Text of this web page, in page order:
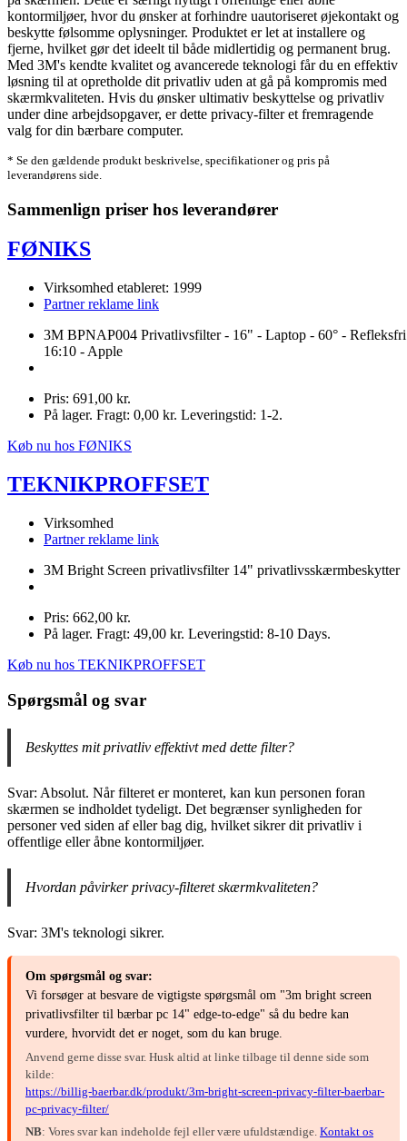
kontormiljøer, hvor du ønsker at forhindre uautoriseret øjekontakt og
beskytte følsomme oplysninger. Produktet er let at installere og
fjerne, hvilket gør det ideelt til både midlertidig og permanent brug.
Med 3M's kendte kvalitet og avancerede teknologi får du en effektiv
løsning til at opretholde dit privatliv uden at gå på kompromis med
skærmkvaliteten. Hvis du ønsker ultimativ beskyttelse og privatliv
under dine arbejdsopgaver, er dette privacy-filter et fremragende
valg for din bærbare computer.
* Se den gældende produkt beskrivelse, specifikationer og pris på
leverandørens side.
Sammenlign priser hos leverandører
FØNIKS
Virksomhed etableret: 1999
Partner reklame link
3M BPNAP004 Privatlivsfilter - 16" - Laptop - 60° -
16:10 - Apple
Pris: 691,00 kr.
På lager. Fragt: 0,00 kr. Leveringstid: 1-2.
Køb nu hos FØNIKS
TEKNIKPROFFSET
Virksomhed
Partner reklame link
3M Bright Screen privatlivsfilter 14" privatlivsskærmbeskytter
Pris: 662,00 kr.
På lager. Fragt: 49,00 kr. Leveringstid: 8-10 Days.
Køb nu hos TEKNIKPROFFSET
Spørgsmål og svar
Beskyttes mit privatliv effektivt med dette filter?
Svar: Absolut. Når filteret er monteret, kan kun personen foran
skærmen se indholdet tydeligt. Det begrænser synligheden for
personer ved siden af eller bag dig, hvilket sikrer dit privatliv i
offentlige eller åbne kontormiljøer.
Hvordan påvirker privacy-filteret skærmkvaliteten?
Svar: 3M's teknologi sikrer.
Om spørgsmål og svar:
Vi forsøger at besvare de vigtigste spørgsmål om "3m bright screen
privatlivsfilter til bærbar pc 14" edge-to-edge" så du bedre kan
vurdere, hvorvidt det er noget, som du kan bruge.
Anvend gerne disse svar. Husk altid at linke tilbage til denne side som
kilde:
https://billig-baerbar.dk/produkt/3m-bright-screen-privacy-filter-baerbar-
pc-privacy-filter/
NB: Vores svar kan indeholde fejl eller være ufuldstændige. Kontakt os